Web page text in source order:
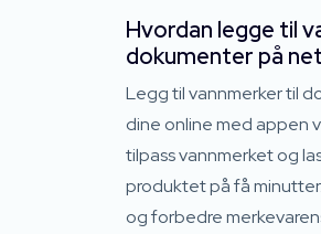
Hvordan legge til
dokumenter på
Legg til vannmerker til
dine online med appen
tilpass vannmerket og
produktet på få
og forbedre